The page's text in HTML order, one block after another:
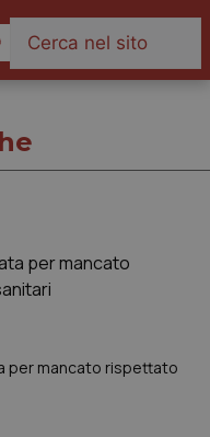
per mancato rispettato